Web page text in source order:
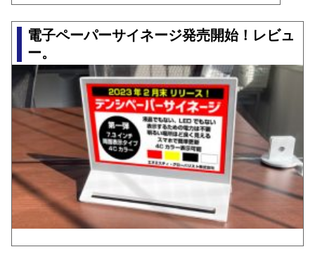
電子ペーパーサイネージ発売開始！レビュ
ー。